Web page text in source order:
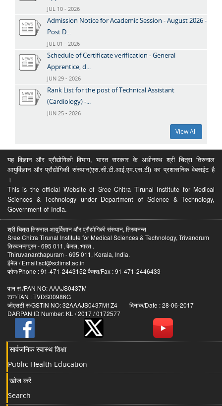
JUL 10 - 2026
Admission Notice for Academic Session - August 2026 -
Post D...
JUL 01 - 2026
Schedule of Certificate verification - General
Apprentice, d...
JUN 29 - 2026
Rank List for the post of Technical Assistant
(Cardiology) -...
JUN 25 - 2026
View All
यह विज्ञान और प्रौद्योगिकी विभाग, भारत सरकार के अधीनस्थ श्री चित्रा तिरुनाल
आयुर्विज्ञान और प्रौद्योगिकी संस्थान(एस.सी.टी.आई.एम.एस.टी) का प्रशासनिक वेबसईट है
।
This is the official Website of Sree Chitra Tirunal Institute for Medical
Sciences & Technology under Department of Science & Technology,
Government of India.
श्री चित्रा तिरुनाल आयुर्विज्ञान और प्रौद्योगिकी संस्थान, तिरुवनन्त
Sree Chitra Tirunal Institute for Medical Sciences & Technology, Trivandrum
तिरुवनन्तपुरम - 695 011, केरल, भारत .
Thiruvananthapuram - 695 011, Kerala, India.
ईमेल / Email:sct@sctimst.ac.in
फोण/Phone : 91-471-2443152 फैक्स/Fax : 91-471-2446433
पान सं /PAN NO: AAAJS0437M
टान/TAN : TVDS00986G
जीएसटी सं/GSTIN NO: 32AAAJS0437M1Z4 दिनांक/Date : 28-06-2017
DARPAN ID Number: KL / 2017 / 0172577
सार्वजनिक स्वास्थ शिक्षा
Public Health Education
खोज करें
Search